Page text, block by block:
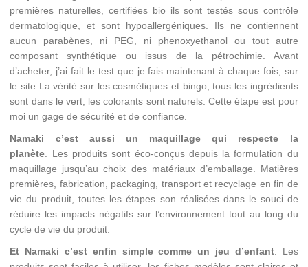
premières naturelles, certifiées bio ils sont testés sous contrôle
dermatologique, et sont hypoallergéniques. Ils ne contiennent
aucun parabènes, ni PEG, ni phenoxyethanol ou tout autre
composant synthétique ou issus de la pétrochimie. Avant
d’acheter, j’ai fait le test que je fais maintenant à chaque fois, sur
le site La vérité sur les cosmétiques et bingo, tous les ingrédients
sont dans le vert, les colorants sont naturels. Cette étape est pour
moi un gage de sécurité et de confiance.
Namaki c’est aussi un maquillage qui respecte la
planète . Les produits sont éco-conçus depuis la formulation du
maquillage jusqu’au choix des matériaux d’emballage. Matières
premières, fabrication, packaging, transport et recyclage en fin de
vie du produit, toutes les étapes son réalisées dans le souci de
réduire les impacts négatifs sur l’environnement tout au long du
cycle de vie du produit.
Et Namaki c’est enfin simple comme un jeu d’enfant. Les